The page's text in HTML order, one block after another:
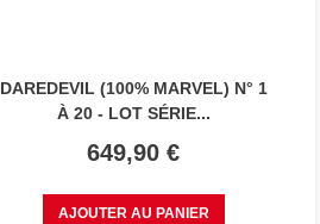
DAREDEVIL (100% MARVEL) N° 1
À 20 - LOT SÉRIE...
Prix
649,90 €
AJOUTER AU PANIER